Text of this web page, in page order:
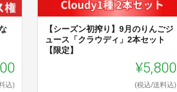
込)
【シーズン初搾り】9月のりんごジ
ュース「クラウディ」2本セット
【限定】
¥5,800
(税込/送料込)